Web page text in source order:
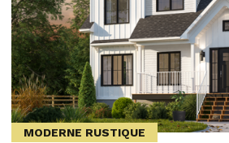
MODERNE RUSTIQUE